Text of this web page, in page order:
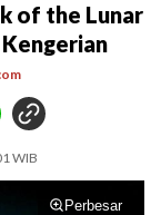
of the Lunar
WIB
Perbesar